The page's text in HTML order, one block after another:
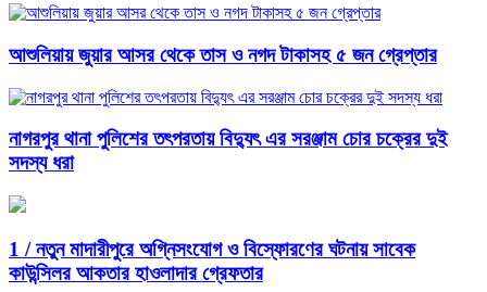
আশুলিয়ায় জুয়ার আসর থেকে তাস ও নগদ টাকাসহ ৫ জন গ্রেপ্তার
নাগরপুর থানা পুলিশের তৎপরতায় বিদ্যুৎ এর সরঞ্জাম চোর চক্রের দুই
সদস্য ধরা
1 /নতুন মাদারীপুরে অগ্নিসংযোগ ও বিস্ফোরণের ঘটনায় সাবেক
কাউন্সিলর আকতার হাওলাদার গ্রেফতার